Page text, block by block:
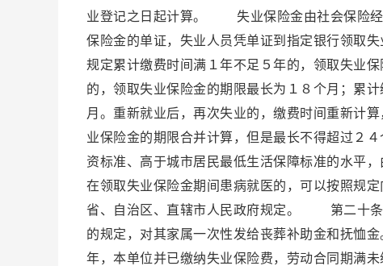
业登记之日起计算。 失业保险金由社会保险经
保险金的单证，失业人员凭单证到指定银行领
规定累计缴费时间满１年不足５年的，领取失业
的，领取失业保险金的期限最长为１８个月；累
月。重新就业后，再次失业的，缴费时间重新计
业保险金的期限合并计算，但是最长不得超过
资标准、高于城市居民最低生活保障标准的水
在领取失业保险金期间患病就医的，可以按照规
省、自治区、直辖市人民政府规定。 第二十条
的规定，对其家属一次性发给丧葬补助金和抚
年，本单位并已缴纳失业保险费，劳动合同期满